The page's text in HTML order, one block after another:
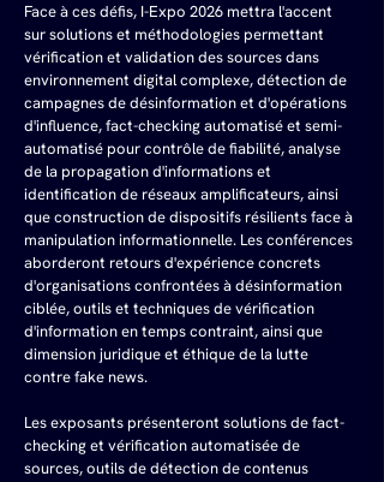
Face à ces défis, I-Expo 2026 mettra l'accent
sur solutions et méthodologies permettant
vérification et validation des sources dans
environnement digital complexe, détection de
campagnes de désinformation et d'opérations
d'influence, fact-checking automatisé et semi-
automatisé pour contrôle de fiabilité, analyse
de la propagation d'informations et
identification de réseaux amplificateurs, ainsi
que construction de dispositifs résilients face à
manipulation informationnelle. Les conférences
aborderont retours d'expérience concrets
d'organisations confrontées à désinformation
ciblée, outils et techniques de vérification
d'information en temps contraint, ainsi que
dimension juridique et éthique de la lutte
contre fake news.
Les exposants présenteront solutions de fact-
checking et vérification automatisée de
sources, outils de détection de contenus